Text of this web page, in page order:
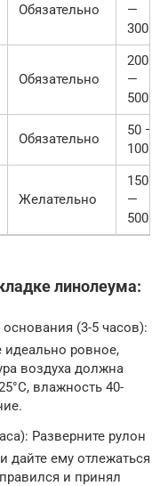
Обязательно
—
300
Обязательно
200
—
500
Обязательно
50 —
100
Желательно
150
—
500
линолеума:
(3-5 часов):
идеально ровное,
воздуха должна
влажность 40-
Разверните рулон
ему отлежаться
и принял